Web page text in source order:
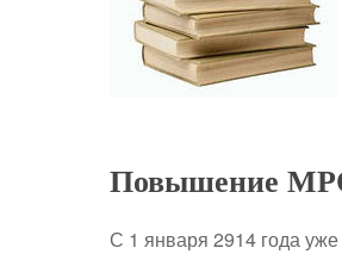
Повышение
С 1 января 2914 года